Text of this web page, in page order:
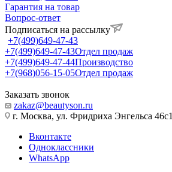
Гарантия на товар
Вопрос-ответ
Подписаться на рассылку
+7(499)649-47-43
+7(499)649-47-43Отдел продаж
+7(499)649-47-44Производство
+7(968)056-15-05Отдел продаж
Заказать звонок
zakaz@beautyson.ru
г. Москва, ул. Фридриха Энгельса 46с1
Вконтакте
Одноклассники
WhatsApp